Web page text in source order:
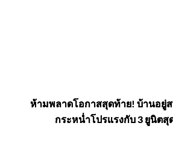
ห้ามพลาดโอกาสสุดท้าย! บ้านอยู่ส
กระหน่ำโปรแรงกับ 3 ยูนิตสุ